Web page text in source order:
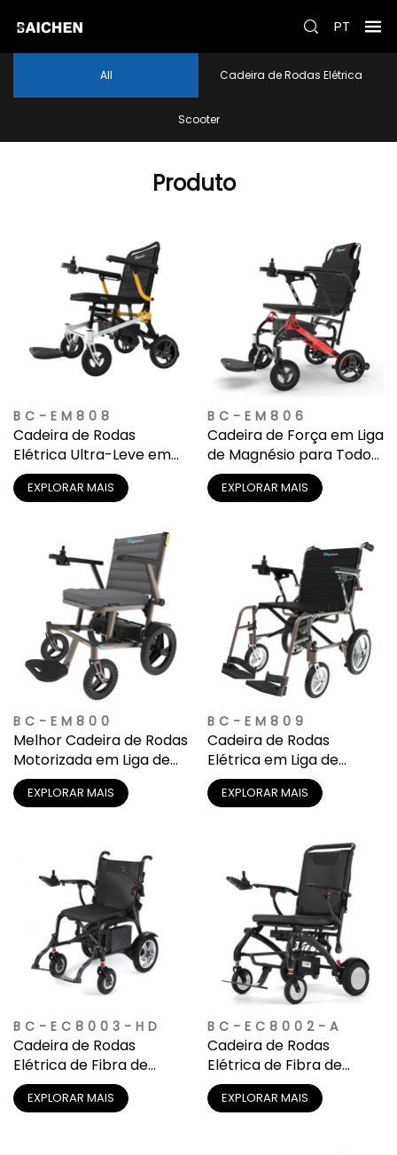
PT
Tudo Cadeira de Rodas Elétrica
Scooter
Produto
BC-EM808
Cadeira de Rodas
Elétrica Ultra-Leve em
Liga de Magnésio
EXPLORAR MAIS
BC-EM806
Cadeira de Força em Liga
de Magnésio para Todos
os Terrenos | Estrutura
Resistente à Corrosão
EXPLORAR MAIS
BC-EM800
Melhor Cadeira de Rodas
Motorizada em Liga de
Magnésio para Idosos
EXPLORAR MAIS
BC-EM809
Cadeira de Rodas
Elétrica em Liga de
Magnésio Mais Leve para
Viagem
EXPLORAR MAIS
BC-EC8003-HD
Cadeira de Rodas
Elétrica de Fibra de
Carbono Luxuosa e Leve
com Bateria de Lítio
EXPLORAR MAIS
BC-EC8002-A
Cadeira de Rodas
Elétrica de Fibra de
Carbono Luxuosa e Leve
com Bateria de Lítio
EXPLORAR MAIS